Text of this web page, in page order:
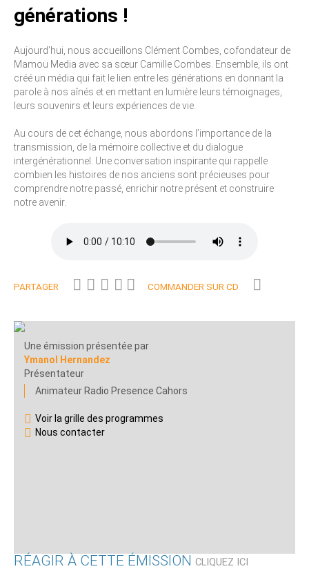
générations !
Aujourd’hui, nous accueillons Clément Combes, cofondateur de
Mamou Media avec sa sœur Camille Combes. Ensemble, ils ont
créé un média qui fait le lien entre les générations en donnant la
parole à nos aînés et en mettant en lumière leurs témoignages,
leurs souvenirs et leurs expériences de vie.
Au cours de cet échange, nous abordons l’importance de la
transmission, de la mémoire collective et du dialogue
intergénérationnel. Une conversation inspirante qui rappelle
combien les histoires de nos anciens sont précieuses pour
comprendre notre passé, enrichir notre présent et construire
notre avenir.
PARTAGER COMMANDER SUR CD
Une émission présentée par
Ymanol Hernandez
Présentateur
Animateur Radio Presence Cahors
Voir la grille des programmes
Nous contacter
RÉAGIR À CETTE ÉMISSION CLIQUEZ ICI